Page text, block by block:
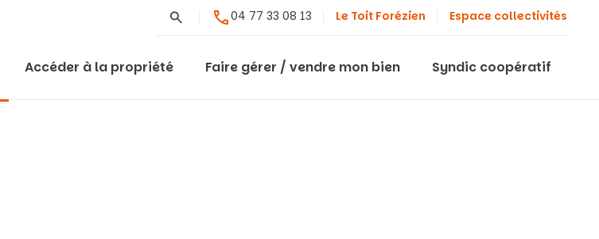
Rechercher04 77 33 08 13 Le Toit Forézien Espace collectivités
Accéder à la propriété Faire gérer / vendre mon bien Syndic coopératif